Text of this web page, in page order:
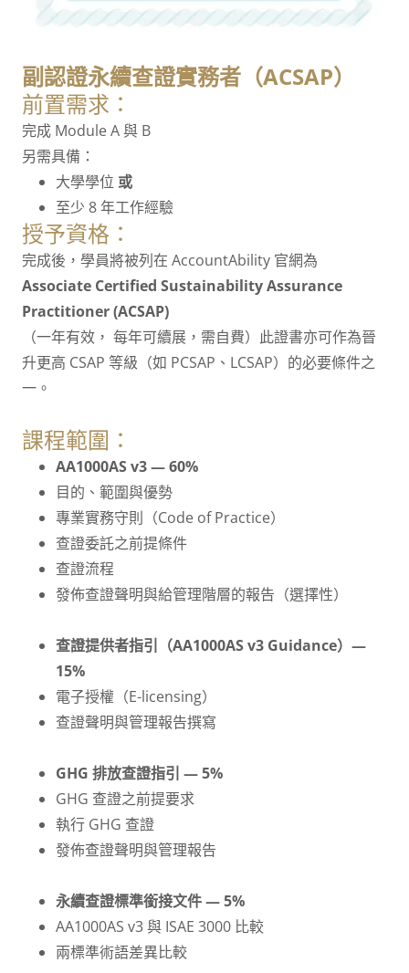
副認證永續查證實務者（ACSAP）
前置需求：
完成 Module A 與 B
另需具備：
大學學位 或
至少 8 年工作經驗
授予資格：
完成後，學員將被列在 AccountAbility 官網為
Associate Certified Sustainability Assurance
Practitioner (ACSAP)
（一年有效， 每年可續展，需自費）此證書亦可作為晉
升更高 CSAP 等級（如 PCS AP、LCSAP）的必要條件之
一。
課程範圍：
AA1000AS v3 — 60%
目的、範圍與優勢
專業實務守則（Code of Practice）
查證委託之前提條件
查證流程
發佈查證聲明與給管理階層的報告（選擇性）
查證提供者指引（AA1000AS v3 Guidance）—
15%
電子授權（E-licensing）
查證聲明與管理報告撰寫
GHG 排放查證指引 — 5%
GHG 查證之前提要求
執行 GHG 查證
發佈查證聲明與管理報告
永續查證標準銜接文件 — 5%
AA1000AS v3 與 ISAE 3000 比較
兩標準術語差異比較